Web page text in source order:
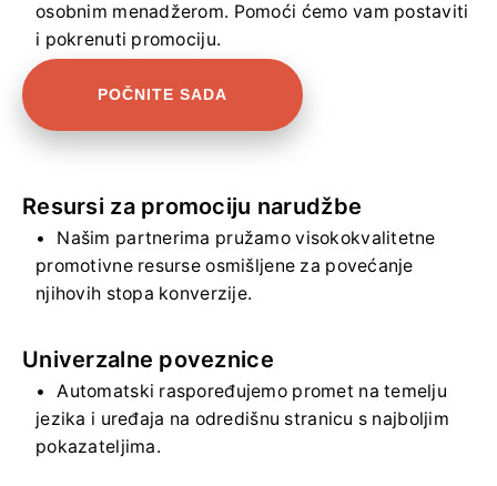
osobnim menadžerom. Pomoći ćemo vam postaviti
i pokrenuti promociju.
POČNITE SADA
Resursi za promociju narudžbe
Našim partnerima pružamo visokokvalitetne
promotivne resurse osmišljene za povećanje
njihovih stopa konverzije.
Univerzalne poveznice
Automatski raspoređujemo promet na temelju
jezika i uređaja na odredišnu stranicu s najboljim
pokazateljima.